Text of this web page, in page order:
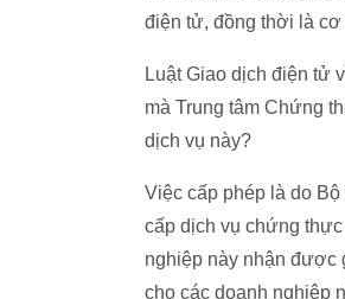
điện tử, đồng thời là cơ
Luật Giao dịch điện tử
mà Trung tâm Chứng
dịch vụ này?
Việc cấp phép là do
cấp dịch vụ chứng
nghiệp này nhận được
cho các doanh nghiệp